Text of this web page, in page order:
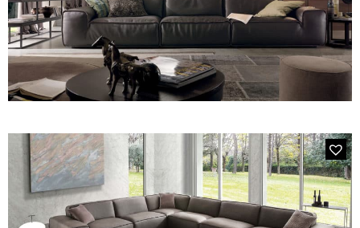
Canapés convertibles
Canapés d'angle
Canapés droits
Canapés modulables
Canapés relax
Fauteuils de relaxation D-Stress
PAR TAILLE
Canapés 2 places
Canapés 3 places
Canapés 4 places
Canapés panoramiques
MODÈLE 3814 AVENUE
Canapé d'angle 4 places en Cuir Marron